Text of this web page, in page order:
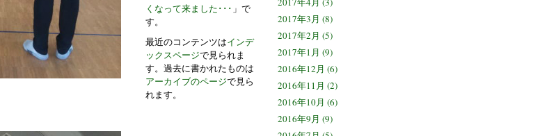
2017年3月 (8)
2017年2月 (5)
2017年1月 (9)
2016年12月 (6)
2016年11月 (2)
2016年10月 (6)
2016年9月 (9)
くなって来ました･･･ 」で
す。
最近のコンテンツはインデ
ックスページで見られま
す。過去に書かれたものは
アーカイブのページで見ら
れます。